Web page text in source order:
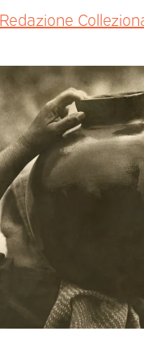
Redazione